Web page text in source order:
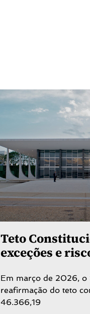
Teto
exceções e
Em março de 2026, o
reafirmação do teto
46.366,19